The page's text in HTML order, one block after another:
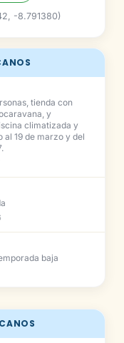
-8.791380)
tienda con
y
climatizada y
al 19 de marzo y del
baja